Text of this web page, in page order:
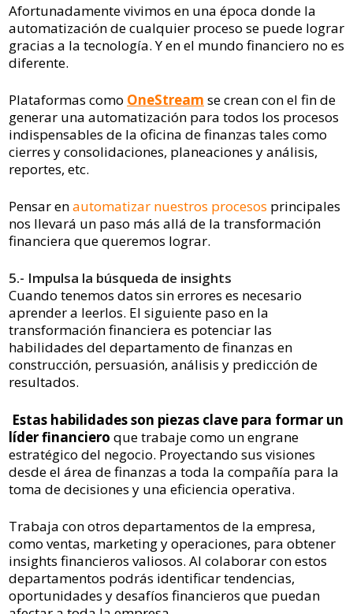
Afortunadamente vivimos en una época donde la
automatización de cualquier proceso se puede lograr
gracias a la tecnología. Y en el mundo financiero no es
diferente.
Plataformas como OneStream se crean con el fin de
generar una automatización para todos los procesos
indispensables de la oficina de finanzas tales como
cierres y consolidaciones, planeaciones y análisis,
reportes, etc.
Pensar enautomatizar nuestros procesos principales
nos llevará un paso más allá de la transformación
financiera que queremos lograr.
5.- Impulsa la búsqueda de insights
Cuando tenemos datos sin errores es necesario
aprender a leerlos. El siguiente paso en la
transformación financiera es potenciar las
habilidades del departamento de finanzas en
construcción, persuasión, análisis y predicción de
resultados.
Estas habilidades son piezas clave para formar un
líder financiero que trabaje como un engrane
estratégico del negocio. Proyectando sus visiones
desde el área de finanzas a toda la compañía para la
toma de decisiones y una eficiencia operativa.
Trabaja con otros departamentos de la empresa,
como ventas, marketing y operaciones, para obtener
insights financieros valiosos. Al colaborar con estos
departamentos podrás identificar tendencias,
oportunidades y desafíos financieros que puedan